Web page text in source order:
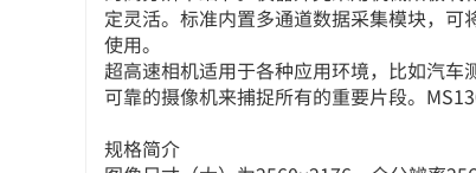
定灵活。标准内置多通道数据采集模块，可
使用。
超高速相机适用于各种应用环境，比如汽
可靠的摄像机来捕捉所有的重要片段。
规格简介